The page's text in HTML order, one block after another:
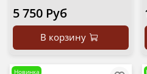
5 750 Руб
В корзину
Новинка